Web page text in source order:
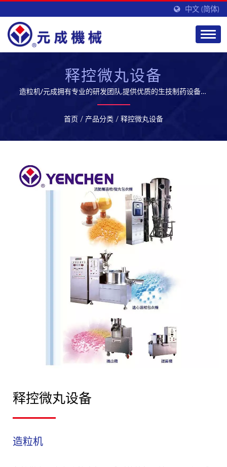
中文 (简体)
释控微丸设备
造粒机/元成拥有专业的研发团队,提供优质的生技制药设备及
服务,开拓全球市场
首页 / 产品分类 / 释控微丸设备
释控微丸设备
造粒机